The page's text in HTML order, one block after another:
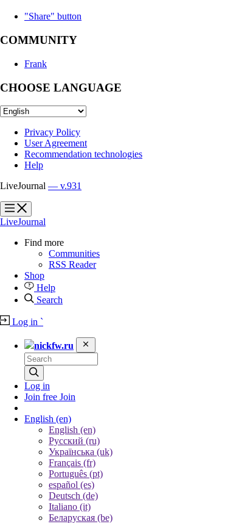
"Share" button
COMMUNITY
Frank
CHOOSE LANGUAGE
Privacy Policy
User Agreement
Recommendation technologies
Help
LiveJournal — v.931
?
?
LiveJournal
Find more
Communities
RSS Reader
Shop
Help
Search
Log in `
nickfw.ru
Log in
Join free Join
English (en)
English (en)
Русский (ru)
Українська (uk)
Français (fr)
Português (pt)
español (es)
Deutsch (de)
Italiano (it)
Беларуская (be)